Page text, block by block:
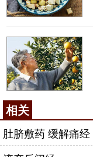
相关
肚脐敷药 缓解痛经